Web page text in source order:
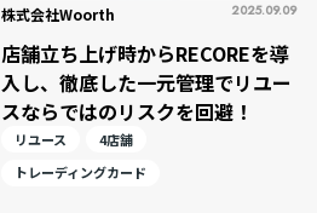
株式会社Woorth 2025.09.09
店舗立ち上げ時からRECOREを導
入し、徹底した一元管理でリユー
スならではのリスクを回避！
リユース
4店舗
トレーディングカード